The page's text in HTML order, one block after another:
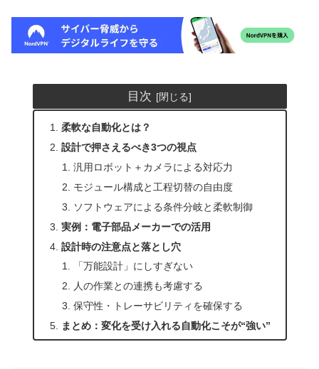
目次
柔軟な自動化とは？
設計で押さえるべき3つの視点
汎用ロボット＋カメラによる対応力
モジュール構成と工程切替の自由度
ソフトウェアによる条件分岐と柔軟制御
実例：電子部品メーカーでの活用
設計時の注意点と落とし穴
「万能設計」にしすぎない
人の作業との連携も考慮する
保守性・トレーサビリティを確保する
まとめ：変化を受け入れる自動化こそが“強い”